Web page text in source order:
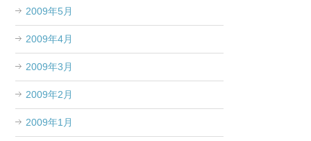
2009年5月
2009年4月
2009年3月
2009年2月
2009年1月